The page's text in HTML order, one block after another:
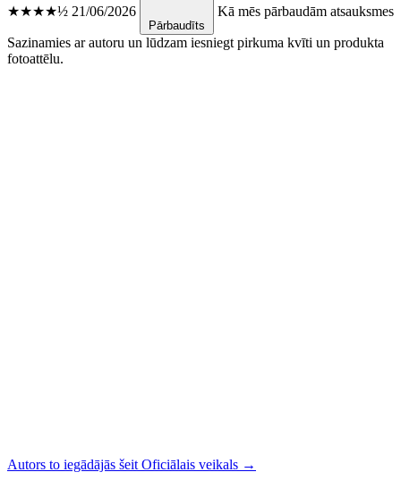
★★★★½ 21/06/2026
Pārbaudīts
Kā mēs pārbaudām atsauksmes
Sazinamies ar autoru un lūdzam iesniegt pirkuma kvīti un produkta
fotoattēlu.
Autors to iegādājās šeit Oficiālais veikals →